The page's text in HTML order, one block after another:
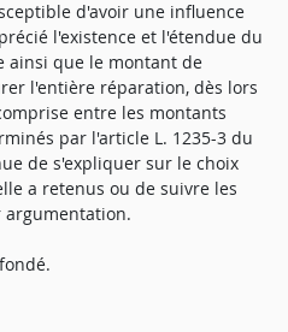
d'avoir une influence
l'existence et l'étendue du
ainsi que le montant de
l'entière réparation, dès lors
entre les montants
par l'article L. 1235-3 du
de s'expliquer sur le choix
a retenus ou de suivre les